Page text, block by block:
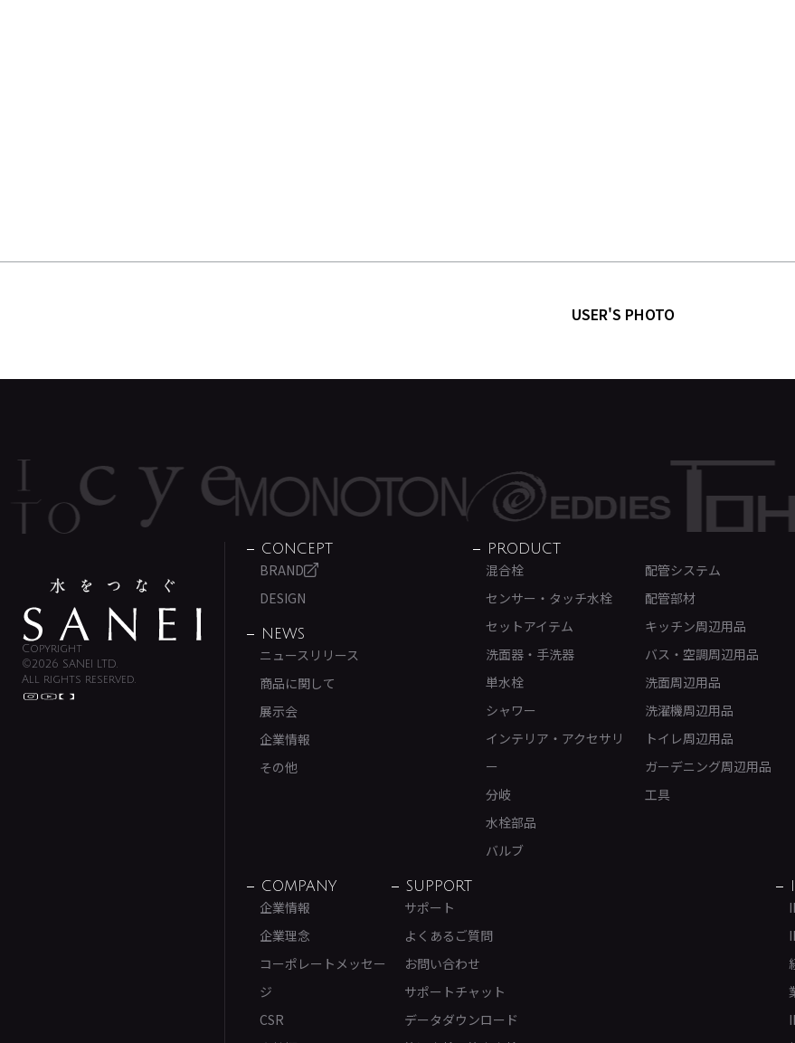
USER'S PHOTO
Copyright
©2026 SANEI LTD.
All rights reserved.
CONCEPT
BRAND
DESIGN
NEWS
ニュースリリース
商品に関して
展示会
企業情報
その他
PRODUCT
混合栓
センサー・タッチ水栓
セットアイテム
洗面器・手洗器
単水栓
シャワー
インテリア・アクセサリ
ー
分岐
水栓部品
バルブ
配管システム
配管部材
キッチン周辺用品
バス・空調周辺用品
洗面周辺用品
洗濯機周辺用品
トイレ周辺用品
ガーデニング周辺用品
工具
COMPANY
企業情報
企業理念
コーポレートメッセー
ジ
CSR
SUPPORT
サポート
よくあるご質問
お問い合わせ
サポートチャット
データダウンロード